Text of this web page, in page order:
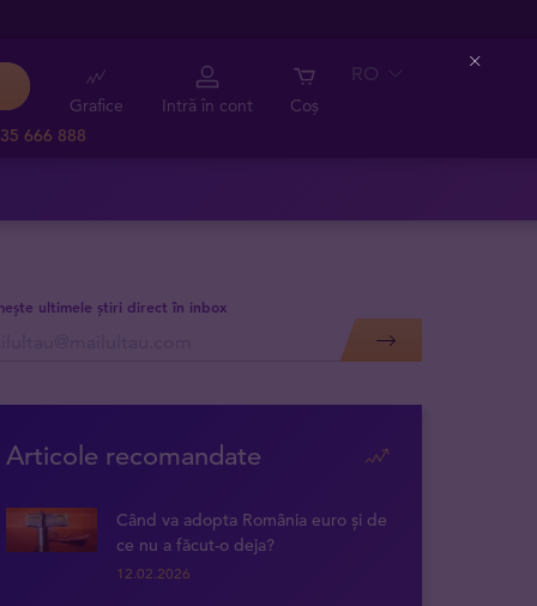
666 888
Grafice Intră în cont Coș
RO
ultimele știri direct în inbox
Articole recomandate
Când va adopta România euro și de
ce nu a făcut-o deja?
12.02.2026
Close